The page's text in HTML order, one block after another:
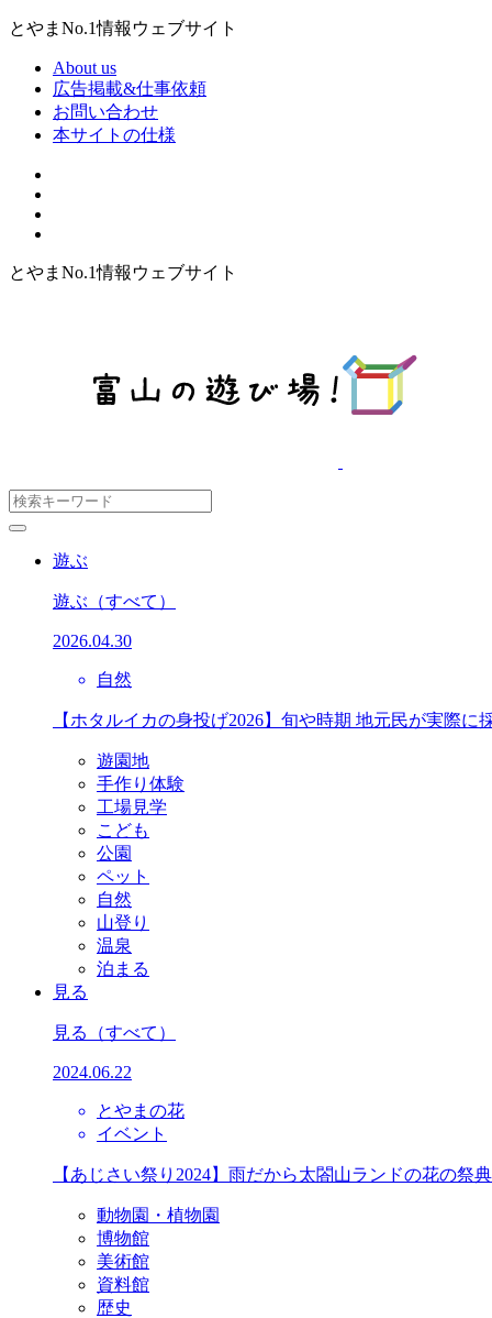
とやまNo.1情報ウェブサイト
About us
広告掲載&仕事依頼
お問い合わせ
本サイトの仕様
とやまNo.1情報ウェブサイト
遊ぶ
遊ぶ （すべて）
2026.04.30
自然
【ホタルイカの身投げ2026】旬や時期 地元民が実際に
遊園地
手作り体験
工場見学
こども
公園
ペット
自然
山登り
温泉
泊まる
見る
見る （すべて）
2024.06.22
とやまの花
イベント
【あじさい祭り2024】雨だから太閤山ランドの花の祭
動物園・植物園
博物館
美術館
資料館
歴史